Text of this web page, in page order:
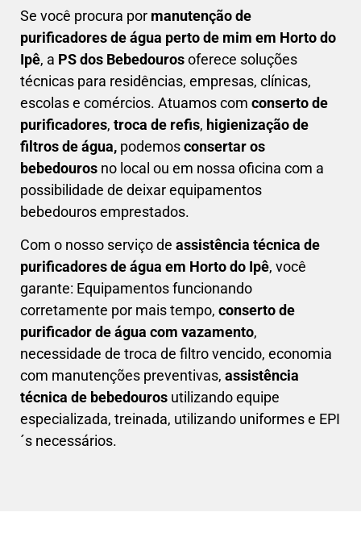
Se você procura por manutenção de
purificadores de água perto de mim em Horto do
Ipê, a PS dos Bebedourosoferece soluções
técnicas para residências, empresas, clínicas,
escolas e comércios. Atuamos com conserto de
purificadores, troca de refis, higienização de
filtros de água, podemosconsertar os
bebedouros no local ou em nossa oficina com a
possibilidade de deixar equipamentos
bebedouros emprestados.
Com o nosso serviço de assistência técnica de
purificadores de água em Horto do Ipê, você
garante: Equipamentos funcionando
corretamente por mais tempo, conserto de
purificador de água com vazamento,
necessidade de troca de filtro vencido, economia
com manutenções preventivas, assistência
técnica de bebedouros utilizando equipe
especializada, treinada, utilizando uniformes e EPI
´s necessários.